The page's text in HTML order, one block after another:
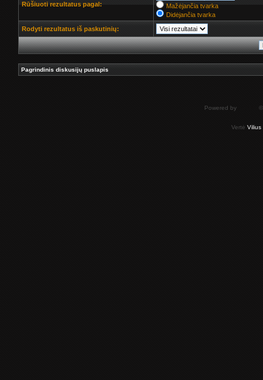
Rūšiuoti rezultatus pagal:
Mažėjančia tvarka
Didėjančia tvarka
Rodyti rezultatus iš paskutinių:
Pagrindinis diskusijų puslapis
Powered by
Vertė Vilius